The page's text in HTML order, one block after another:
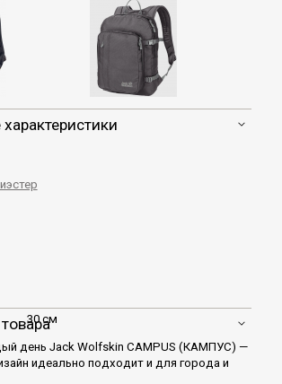
30 см
день Jack Wolfskin CAMPUS (КАМПУС) —
идеально подходит и для города и